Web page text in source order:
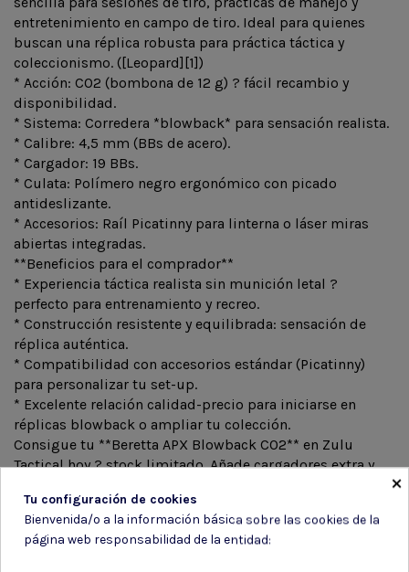
entretenimiento en campo de tiro. Ideal para quienes
buscan una réplica robusta para práctica táctica y
coleccionismo. ([Leopard][1])
* Acción: CO2 (bombona de 12 g) ? fácil recambio y
disponibilidad.
* Sistema: Corredera *blowback* para sensación realista.
* Calibre: 4,5 mm (BBs de acero).
* Cargador: 19 BBs.
* Culata: Polímero negro ergonómico con picado
antideslizante.
* Accesorios: Raíl Picatinny para linterna o láser miras
abiertas integradas.
**Beneficios para el comprador**
* Experiencia táctica realista sin munición letal ?
perfecto para entrenamiento y recreo.
* Construcción resistente y equilibrada: sensación de
réplica auténtica.
* Compatibilidad con accesorios estándar (Picatinny)
para personalizar tu set-up.
* Excelente relación calidad-precio para iniciarse en
réplicas blowback o ampliar tu colección.
Consigue tu **Beretta APX Blowback CO2** en Zulu
Tactical hoy ? stock limitado. Añade cargadores extra y
próxima sesión.
×
Tu configuración de cookies
Bienvenida/o a la información básica sobre las cookies de la
página web responsabilidad de la entidad: